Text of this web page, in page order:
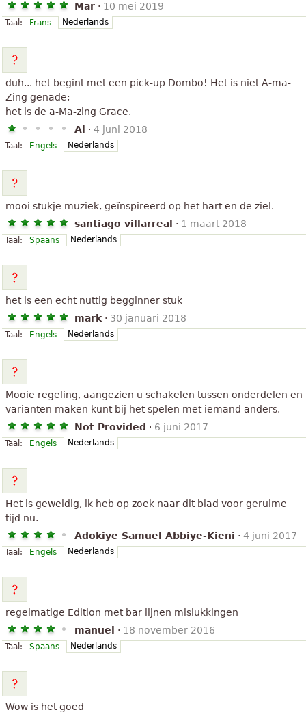
Mar · 10 mei 2019
Taal: Frans Nederlands
duh... het begint met een pick-up Dombo! Het is niet A-ma-
Zing genade;
het is de a-Ma-zing Grace.
Al
· 4 juni 2018
Taal: Engels Nederlands
mooi stukje muziek, geïnspireerd op het hart en de ziel.
santiago villarreal
· 1 maart 2018
Taal: Spaans Nederlands
het is een echt nuttig begginner stuk
mark · 30 januari 2018
Taal: Engels Nederlands
Mooie regeling, aangezien u schakelen tussen onderdelen en
varianten maken kunt bij het spelen met iemand anders.
Not Provided · 6 juni 2017
Taal: Engels Nederlands
Het is geweldig, ik heb op zoek naar dit blad voor geruime
tijd nu.
Adokiye Samuel Abbiye-Kieni · 4 juni 2017
Taal: Engels Nederlands
regelmatige Edition met bar lijnen mislukkingen
manuel
· 18 november 2016
Taal: Spaans Nederlands
Wow is het goed